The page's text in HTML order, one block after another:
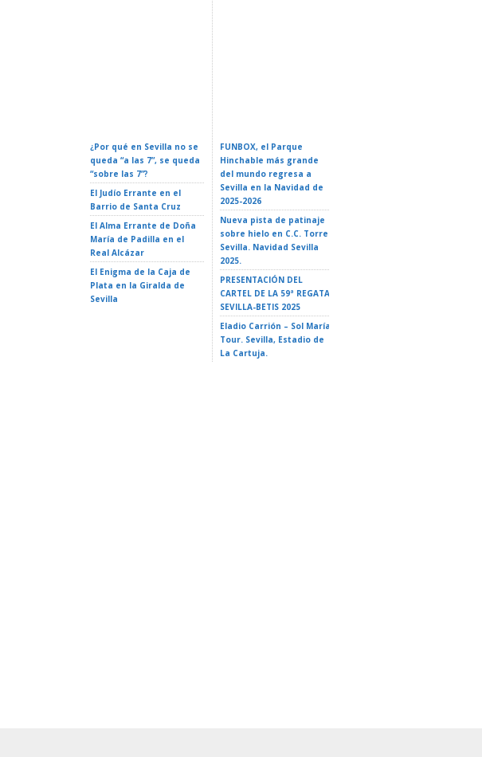
¿Por qué en Sevilla no se
queda “a las 7”, se queda
“sobre las 7”?
El Judío Errante en el
Barrio de Santa Cruz
El Alma Errante de Doña
María de Padilla en el
Real Alcázar
El Enigma de la Caja de
Plata en la Giralda de
Sevilla
FUNBOX, el Parque
Hinchable más grande
del mundo regresa a
Sevilla en la Navidad de
2025-2026
Nueva pista de patinaje
sobre hielo en C.C. Torre
Sevilla. Navidad Sevilla
2025.
PRESENTACIÓN DEL
CARTEL DE LA 59ª REGATA
SEVILLA-BETIS 2025
Eladio Carrión – Sol María
Tour. Sevilla, Estadio de
La Cartuja.